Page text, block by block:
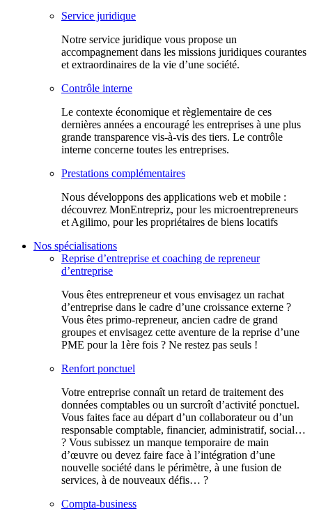
Service juridique
Notre service juridique vous propose un
accompagnement dans les missions juridiques courantes
et extraordinaires de la vie d’une société.
Contrôle interne
Le contexte économique et règlementaire de ces
dernières années a encouragé les entreprises à une plus
grande transparence vis-à-vis des tiers. Le contrôle
interne concerne toutes les entreprises.
Prestations complémentaires
Nous développons des applications web et mobile :
découvrez MonEntrepriz, pour les microentrepreneurs
et Agilimo, pour les propriétaires de biens locatifs
Nos spécialisations
Reprise d’entreprise et coaching de repreneur
d’entreprise
Vous êtes entrepreneur et vous envisagez un rachat
d’entreprise dans le cadre d’une croissance externe ?
Vous êtes primo-repreneur, ancien cadre de grand
groupes et envisagez cette aventure de la reprise d’une
PME pour la 1ère fois ? Ne restez pas seuls !
Renfort ponctuel
Votre entreprise connaît un retard de traitement des
données comptables ou un surcroît d’activité ponctuel.
Vous faites face au départ d’un collaborateur ou d’un
responsable comptable, financier, administratif, social…
? Vous subissez un manque temporaire de main
d’œuvre ou devez faire face à l’intégration d’une
nouvelle société dans le périmètre, à une fusion de
services, à de nouveaux défis… ?
Compta-business